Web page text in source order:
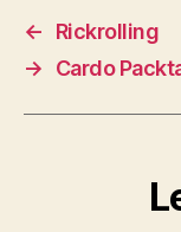
←
Rickrolling
→
Cardo